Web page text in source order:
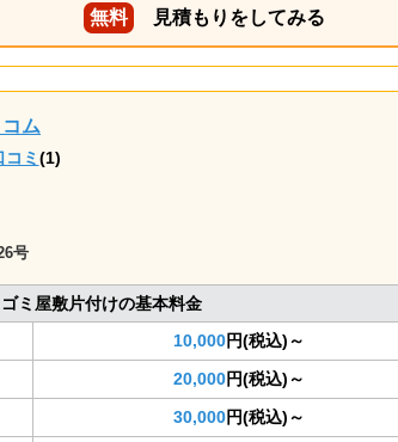
無料 見積もりをしてみる
ム
コミ (1)
号
ゴミ屋敷片付けの基本料金
10,000円(税込)～
20,000円(税込)～
30,000円(税込)～